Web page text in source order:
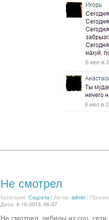
Не смотрел
Категория: Соцсети | Автор: admin |
Дата: 4-10-2013, 06:57
Не смотрел, дебилы из соц. сети.